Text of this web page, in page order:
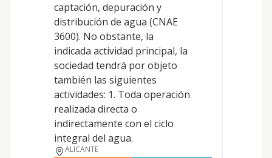
captación, depuración y
distribución de agua (CNAE
3600). No obstante, la
indicada actividad principal, la
sociedad tendrá por objeto
también las siguientes
actividades: 1. Toda operación
realizada directa o
indirectamente con el ciclo
integral del agua.
ALICANTE